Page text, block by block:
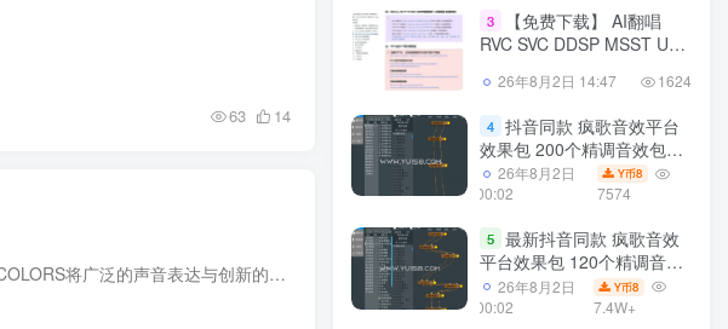
63 14
描述 KONTAKT 7.3.1 + | 2023.09.23 | 15.35 GB 详细介绍声音重新设计VOCAL COLORS将广泛的声音表达与创新的引擎相结合，探索了语音和合成之间的协同作用。通过富有创意的声音，为您的音乐注入...
3
【免费下载】 AI翻唱
RVC SVC DDSP MSST UVR
分离工具教程 整合包
26年8月2日 14:47 1624
4 抖音同款 疯歌音效平台
效果包 200个精调音效包
+软件自带170个音效+600
个插件全套 带安装教程
26年8月2日
00:02
Y币8
7574
5 最新抖音同款 疯歌音效
平台效果包 120个精调音效
包+软件自带170个音效
+600个插件 带安装教程全
26年8月2日
00:02
Y币8
7.4W+